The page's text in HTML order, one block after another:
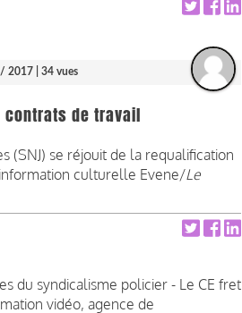
2017 | 34 vues
contrats de travail
(SNJ) se réjouit de la requalification
culturelle Evene/Le
du syndicalisme policier - Le CE fret
vidéo, agence de